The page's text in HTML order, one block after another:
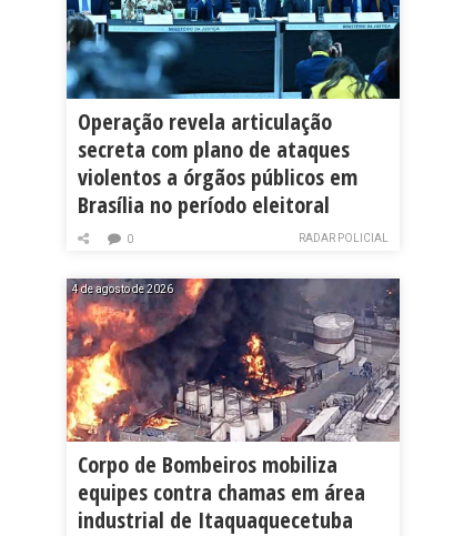
Operação revela articulação
secreta com plano de ataques
violentos a órgãos públicos em
Brasília no período eleitoral
RADAR POLICIAL
0
4 de agosto de 2026
Corpo de Bombeiros mobiliza
equipes contra chamas em área
industrial de Itaquaquecetuba